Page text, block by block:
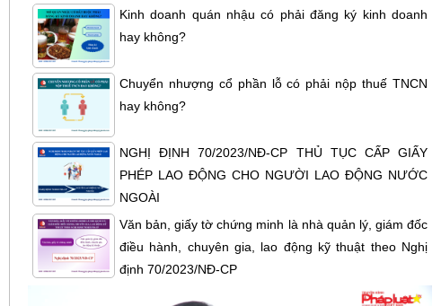
Kinh doanh quán nhậu có phải đăng ký kinh doanh
hay không?
Chuyển nhượng cổ phần lỗ có phải nộp thuế TNCN
hay không?
NGHỊ ĐỊNH 70/2023/NĐ-CP THỦ TỤC CẤP GIẤY
PHÉP LAO ĐỘNG CHO NGƯỜI LAO ĐỘNG NƯỚC
NGOÀI
Văn bản, giấy tờ chứng minh là nhà quản lý, giám đốc
điều hành, chuyên gia, lao động kỹ thuật theo Nghị
định 70/2023/NĐ-CP